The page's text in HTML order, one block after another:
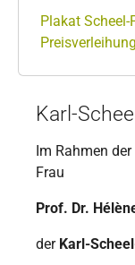
Plakat Scheel-
Karl-
Im Rahmen
Frau
Prof. Dr.
der Karl-